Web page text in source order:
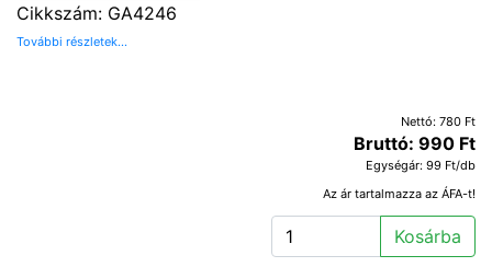
Cikkszám: GA4246
További részletek...
Nettó: 780 Ft
Bruttó: 990 Ft
Egységár: 99 Ft/db
Az ár tartalmazza az ÁFA-t!
Kosárba